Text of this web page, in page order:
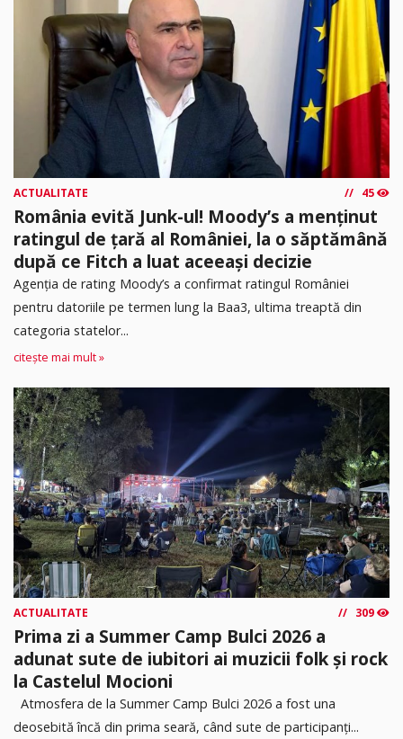
ACTUALITATE 45
România evită Junk-ul! Moody’s a menținut
ratingul de țară al României, la o săptămână
după ce Fitch a luat aceeași decizie
Agenția de rating Moody’s a confirmat ratingul României
pentru datoriile pe termen lung la Baa3, ultima treaptă din
categoria statelor...
citește mai mult »
ACTUALITATE 309
Prima zi a Summer Camp Bulci 2026 a
adunat sute de iubitori ai muzicii folk și rock
la Castelul Mocioni
Atmosfera de la Summer Camp Bulci 2026 a fost una
deosebită încă din prima seară, când sute de participanți...